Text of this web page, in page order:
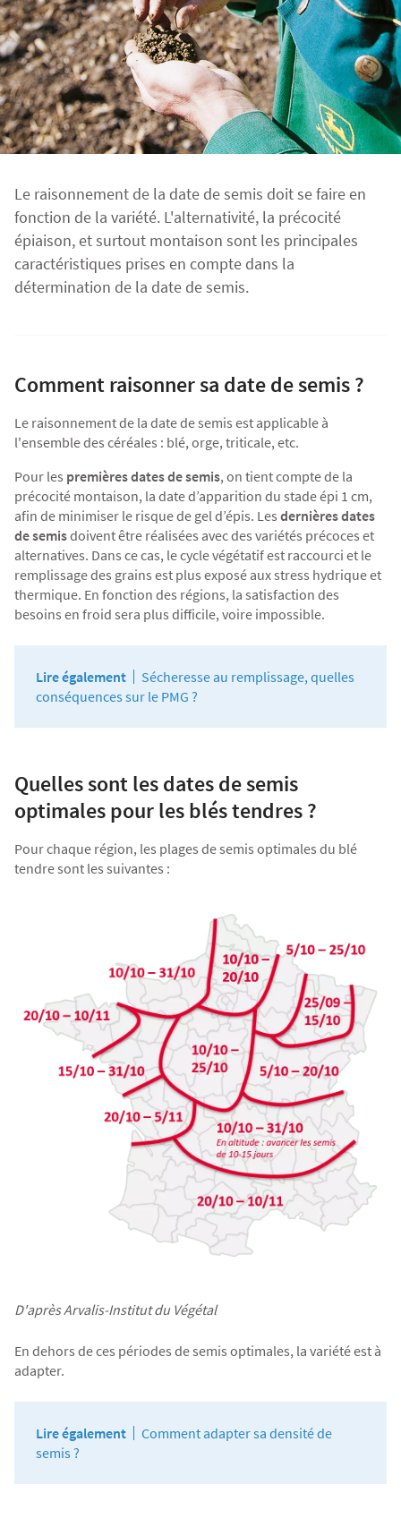
Le raisonnement de la date de semis doit se faire en
fonction de la variété. L'alternativité, la précocité
épiaison, et surtout montaison sont les principales
caractéristiques prises en compte dans la
détermination de la date de semis.
Comment raisonner sa date de semis ?
Le raisonnement de la date de semis est applicable à
l'ensemble des céréales : blé, orge, triticale, etc.
Pour les premières dates de semis, on tient compte de la
précocité montaison, la date d’apparition du stade épi 1 cm,
afin de minimiser le risque de gel d’épis. Les dernières dates
de semisdoivent être réalisées avec des variétés précoces et
alternatives. Dans ce cas, le cycle végétatif est raccourci et le
remplissage des grains est plus exposé aux stress hydrique et
thermique. En fonction des régions, la satisfaction des
besoins en froid sera plus difficile, voire impossible.
Lire également
Sécheresse au remplissage, quelles
conséquences sur le PMG ?
Quelles sont les dates de semis
optimales pour les blés tendres ?
Pour chaque région, les plages de semis optimales du blé
tendre sont les suivantes :
D'après Arvalis-Institut du Végétal
En dehors de ces périodes de semis optimales, la variété est à
adapter.
Lire également
Comment adapter sa densité de
semis ?
Fourragères
Luzerne
Plantain fourrager
Ray-grass anglais
Protéagineux
Semences Bio
Fourragères Bio
Tournesol
Blé
Orge
Triticale
Agriculture Bio
Résultats d’essais Orge
Résultats d'essais Triticale
Résultats d'essais Protéagineux
Colza
Blé
Orge
Maïs ensilage